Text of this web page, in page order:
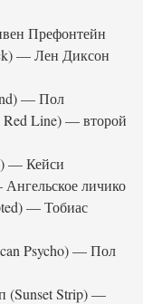
Префонтейн
— Лен Диксон
— Пол
Red Line) — второй
— Кейси
личико
— Тобиас
Psycho) — Пол
(Sunset Strip) —